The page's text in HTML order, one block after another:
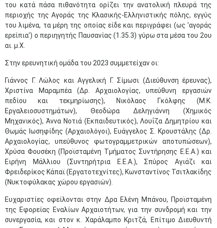
του κατά πάσα πιθανότητα ορίζει την ανατολική πλευρά της
περιοχής της Αγοράς της Κλασικής-Ελληνιστικής πόλης, εγγύς
του λιμένα, τα μέρη της οποίας είδε και περιγράφει (ως 'αγοράς
ερείπια') ο περιηγητής Παυσανίας (1.35.3) γύρω στα μέσα του 2ου
αι. μ.Χ.
Στην ερευνητική ομάδα του 2023 συμμετείχαν οι:
Γιάννος Γ. Λώλος και Αγγελική Γ. Σίμωσι (Διεύθυνση έρευνας),
Χριστίνα Μαραμπέα (Δρ. Αρχαιολογίας, υπεύθυνη εργασιών
πεδίου και τεκμηρίωσης), Νικόλαος Γκόλφης (Μ.Κ.
Εργαλειοσυστημάτων), Θεοδώρα Δεληγιάννη (Χημικός
Μηχανικός), Άννα Νοτιά (Εκπαιδευτικός), Λουΐζα Δημητρίου και
Θωμάς Ιωσηφίδης (Αρχαιολόγοι), Ευάγγελος Σ. Κρουστάλης (Δρ.
Αρχαιολογίας, υπεύθυνος φωτογραμμετρικών αποτυπώσεων),
Χρύσα Φουσέκη (Προϊσταμένη Τμήματος Συντήρησης Ε.Ε.Α.) και
Ειρήνη Μάλλιου (Συντηρήτρια Ε.Ε.Α.), Σπύρος Αγιάζι και
Φρειδερίκος Κάπαϊ (Εργατοτεχνίτες), Κωνσταντίνος Τσιτλακίδης
(Νυκτοφύλακας χώρου εργασιών).
Ευχαριστίες οφείλονται στην Δρα Ελένη Μπάνου, Προϊσταμένη
της Εφορείας Εναλίων Αρχαιοτήτων, για την συνδρομή και την
συνεργασία, και στον κ. Χαράλαμπο Κριτζά, Επίτιμο Διευθυντή